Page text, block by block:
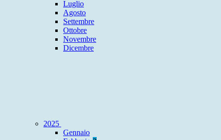
Luglio
Agosto
Settembre
Ottobre
Novembre
Dicembre
2025
Gennaio